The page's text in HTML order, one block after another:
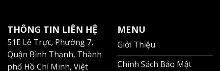
INDOCHINE PARK TOWER CHI TIẾT
Cho thuê căn hộ Indochine Park Tower mang đến đa
THÔNG TIN LIÊN HỆ
51E Lê Trực, Phường 7,
Quận Bình Thạnh, Thành
phố Hồ Chí Minh, Việt
MENU
Giới Thiệu
Chính Sách Bảo Mật